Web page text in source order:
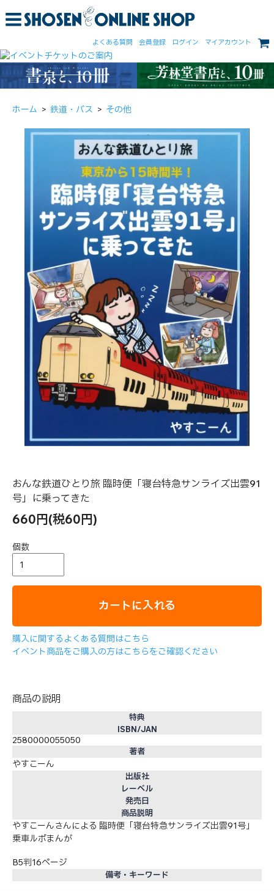
よくある質問 会員登録 ログイン マイアカウント
ホーム > 鉄道・バス > その他
おんな鉄道ひとり旅 臨時便「寝台特急サンライズ出雲91
号」に乗ってきた
660円(税60円)
個数
カートに入れる
購入に関するよくある質問はこちら
イベント商品をご購入の方はこちらをご確認ください
商品の説明
特典
ISBN/JAN
2580000055050
著者
やすこーん
出版社
レーベル
発売日
商品説明
やすこーんさんによる 臨時便「寝台特急サンライズ出雲91号」
乗車ルポまんが
B5判16ページ
備考・キーワード